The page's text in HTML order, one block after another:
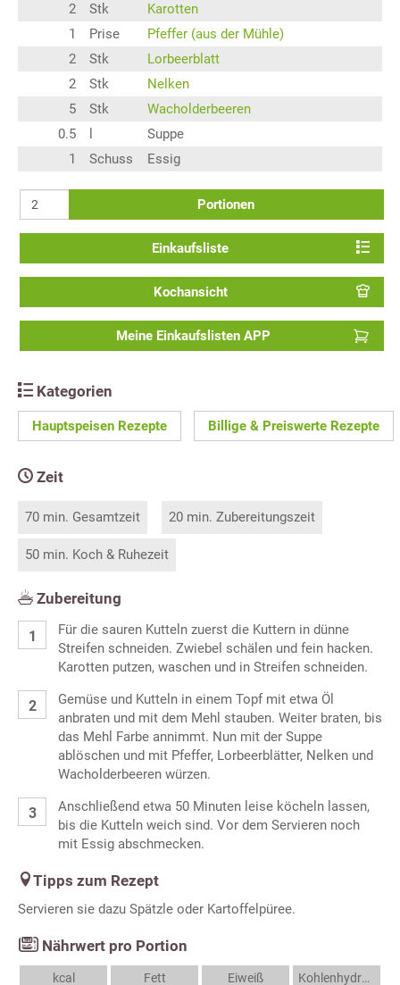
2
Stk
Karotten
1
Prise
Pfeffer (aus der Mühle)
2
Stk
Lorbeerblatt
2
Stk
Nelken
5
Stk
Wacholderbeeren
0.5
Suppe
1
Schuss Essig
Portionen
Einkaufsliste
Kochansicht
Meine Einkaufslisten APP
Kategorien
Hauptspeisen Rezepte Billige & Preiswerte Rezepte
Zeit
70 min. Gesamtzeit 20 min. Zubereitungszeit
50 min. Koch & Ruhezeit
Zubereitung
Für die sauren Kutteln zuerst die Kuttern in dünne
Streifen schneiden. Zwiebel schälen und fein hacken.
Karotten putzen, waschen und in Streifen schneiden.
Gemüse und Kutteln in einem Topf mit etwa Öl
anbraten und mit dem Mehl stauben. Weiter braten, bis
das Mehl Farbe annimmt. Nun mit der Suppe
ablöschen und mit Pfeffer, Lorbeerblätter, Nelken und
Wacholderbeeren würzen.
Anschließend etwa 50 Minuten leise köcheln lassen,
bis die Kutteln weich sind. Vor dem Servieren noch
mit Essig abschmecken.
Tipps zum Rezept
Servieren sie dazu Spätzle oder Kartoffelpüree.
Nährwert pro Portion
kcal Fett Eiweiß Kohlenhydrate